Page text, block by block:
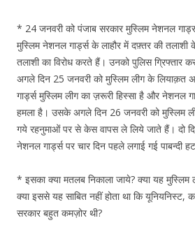
* 24 जनवरी को पंजाब सरकार मुस्लिम नेशनल गार्ड्स
मुस्लिम नेशनल गार्ड्स के लाहौर में दफ़्तर की तलाशी
तलाशी का विरोध करते हैं। उनको पुलिस ग्रिफ्तार
अगले दिन 25 जनवरी को मुस्लिम लीग के
गार्ड्स मुस्लिम लीग का ज़रूरी हिस्सा है और नेशनल
हमला है। उसके अगले दिन 26 जनवरी को मुस्लिम
गये रहनुमाओं पर से केस वापस ले लिये जाते हैं। दो
नेशनल गार्ड्स पर चार दिन पहले लगाई गई पाबन्दी
* इसका क्या मतलब निकाला जाये? क्या यह मुस्लिम
क्या इससे यह साबित नहीं होता था कि यूनियनिस्ट,
सरकार बहुत कमज़ोर थी?